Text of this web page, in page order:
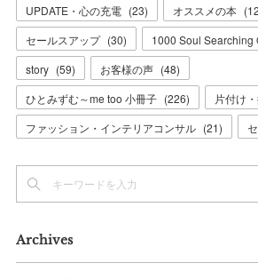
UPDATE・心の充電 (23) オススメの本 (
セールスアップ (30) 1000 Soul Searching
story (59) お客様の声 (48)
ひとみずむ～me too 小冊子 (226) 片付け
ファッション・インテリアコンサル (21)
Archives